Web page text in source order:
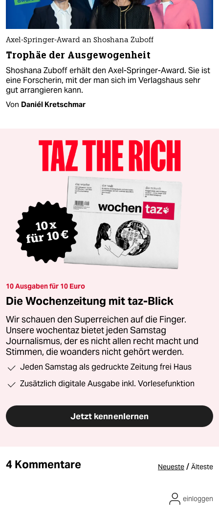
Axel-Springer-Award an Shoshana Zuboff
Trophäe der Ausgewogenheit
Shoshana Zuboff erhält den Axel-Springer-Award. Sie ist
eine Forscherin, mit der man sich im Verlagshaus sehr
gut arrangieren kann.
Von Daniél Kretschmar
10 Ausgaben für 10 Euro
Die Wochenzeitung mit taz-Blick
Wir schauen den Superreichen auf die Finger.
Unsere wochentaz bietet jeden Samstag
Journalismus, der es nicht allen recht macht und
Stimmen, die woanders nicht gehört werden.
Jeden Samstag als gedruckte Zeitung frei Haus
Zusätzlich digitale Ausgabe inkl. Vorlesefunktion
Jetzt kennenlernen
4 Kommentare Neueste / Älteste
einloggen